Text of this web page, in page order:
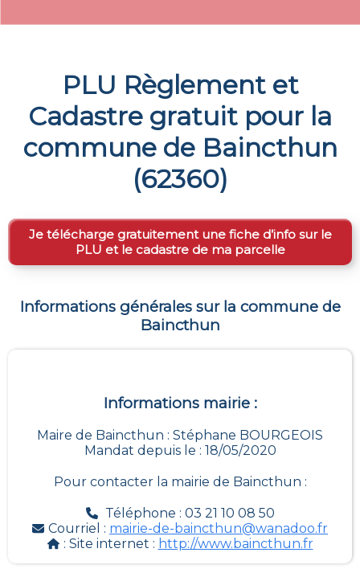
PLU Règlement et
Cadastre gratuit pour la
commune de Baincthun
(62360)
Je télécharge gratuitement une fiche d’info sur le
PLU et le cadastre de ma parcelle
Informations générales sur la commune de
Baincthun
Informations mairie :
Maire de Baincthun : Stéphane BOURGEOIS
Mandat depuis le : 18/05/2020
Pour contacter la mairie de Baincthun :
Téléphone : 03 21 10 08 50
Courriel : mairie-de-baincthun@wanadoo.fr
: Site internet : http://www.baincthun.fr